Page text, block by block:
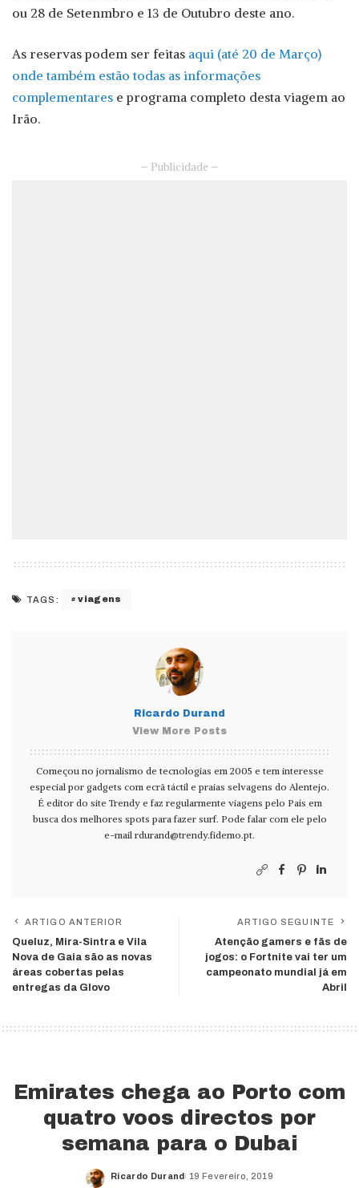
ou 28 de Setenmbro e 13 de Outubro deste ano.
As reservas podem ser feitas aqui (até 20 de Março)
onde também estão todas as informações
complementares e programa completo desta viagem ao
Irão.
– Publicidade –
TAGS: viagens
Ricardo Durand
View More Posts
Começou no jornalismo de tecnologias em 2005 e tem interesse
especial por gadgets com ecrã táctil e praias selvagens do Alentejo.
É editor do site Trendy e faz regularmente viagens pelo País em
busca dos melhores spots para fazer surf. Pode falar com ele pelo
e-mail rdurand@trendy.fidemo.pt.
ARTIGO ANTERIOR
Queluz, Mira-Sintra e Vila
Nova de Gaia são as novas
áreas cobertas pelas
entregas da Glovo
ARTIGO SEGUINTE
Atenção gamers e fãs de
jogos: o Fortnite vai ter um
campeonato mundial já em
Abril
Emirates chega ao Porto com
quatro voos directos por
semana para o Dubai
Posted
Ricardo Durand 19 Fevereiro, 2019